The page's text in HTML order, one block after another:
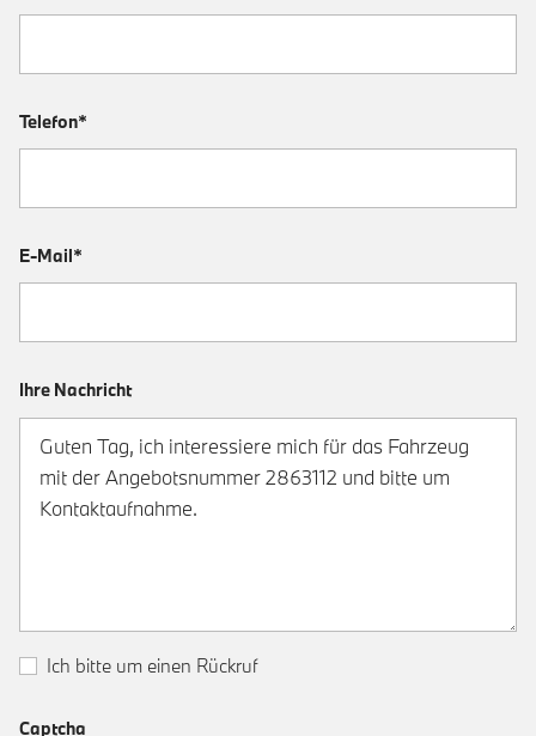
Telefon*
E-Mail*
Ihre Nachricht
Ich bitte um einen Rückruf
Captcha